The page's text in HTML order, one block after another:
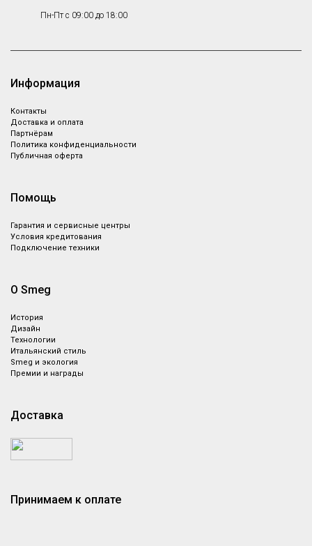
Пн-Пт с 09:00 до 18:00
Информация
Контакты
Доставка и оплата
Партнёрам
Политика конфиденциальности
Публичная оферта
Помощь
Гарантия и сервисные центры
Условия кредитования
Подключение техники
О Smeg
История
Дизайн
Технологии
Итальянский стиль
Smeg и экология
Премии и награды
Доставка
Принимаем к оплате